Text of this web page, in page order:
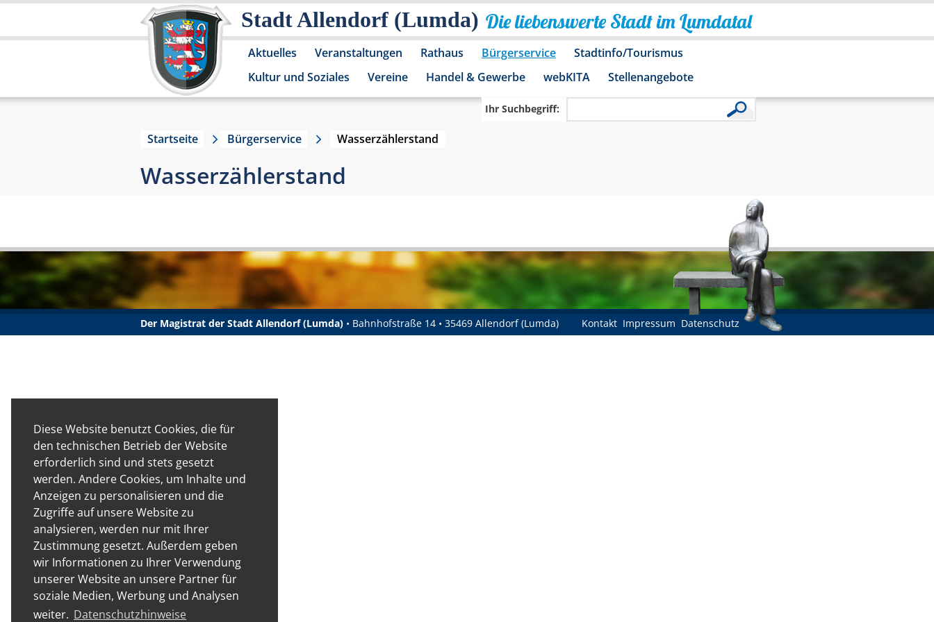
Diese Website benutzt Cookies, die für
den technischen Betrieb der Website
erforderlich sind und stets gesetzt
werden. Andere Cookies, um Inhalte und
Anzeigen zu personalisieren und die
Zugriffe auf unsere Website zu
analysieren, werden nur mit Ihrer
Zustimmung gesetzt. Außerdem geben
wir Informationen zu Ihrer Verwendung
unserer Website an unsere Partner für
soziale Medien, Werbung und Analysen
weiter. Datenschutzhinweise
Stadt Allendorf (Lumda) Die liebenswerte Stadt im Lumdatal
Aktuelles Veranstaltungen Rathaus Bürgerservice
Stadtinfo/Tourismus
Kultur und Soziales
Vereine Handel & Gewerbe webKITA Stellenangebote
Ihr Suchbegriff:
Startseite Bürgerservice Wasserzählerstand
Wasserzählerstand
Der Magistrat der Stadt Allendorf (Lumda) • Bahnhofstraße 14 • 35469 Allendorf (Lumda) Kontakt Impressum Datenschutz